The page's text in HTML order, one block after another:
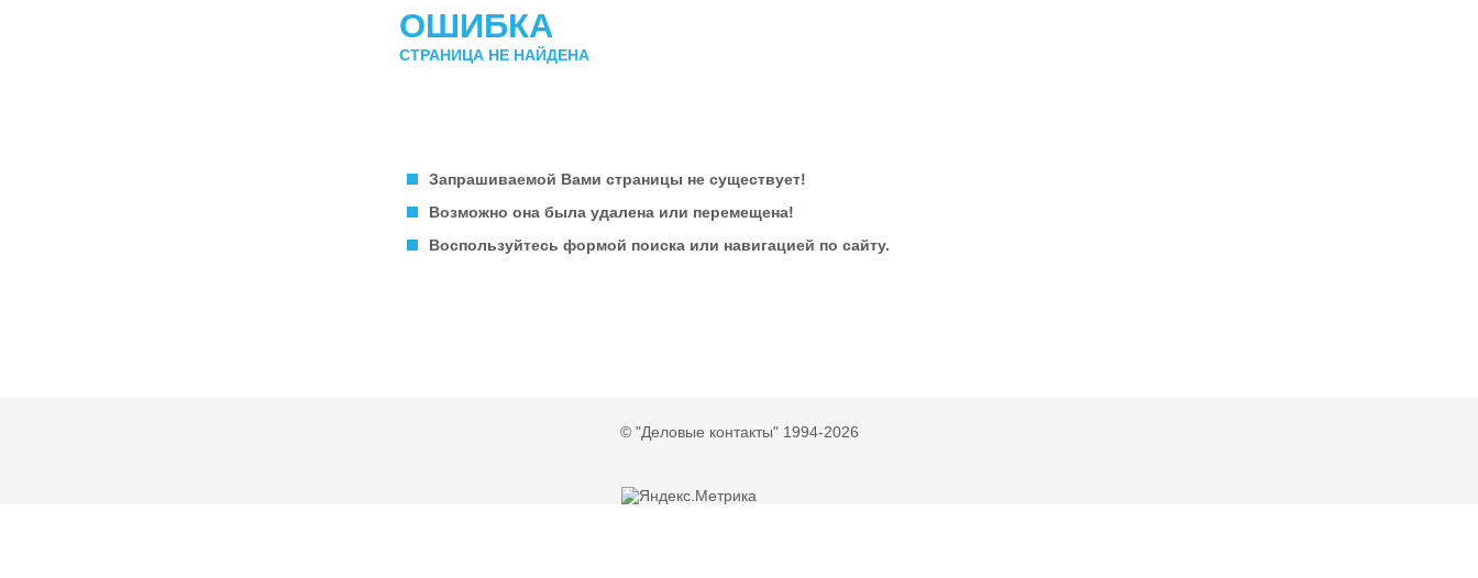
ОШИБКА
СТРАНИЦА НЕ НАЙДЕНА
Запрашиваемой Вами страницы не существует!
Возможно она была удалена или перемещена!
Воспользуйтесь формой поиска или навигацией по сайту.
© "Деловые контакты" 1994-2026